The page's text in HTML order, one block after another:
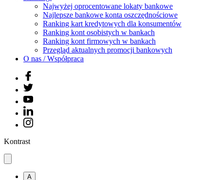
Najwyżej oprocentowane lokaty bankowe
Najlepsze bankowe konta oszczędnościowe
Ranking kart kredytowych dla konsumentów
Ranking kont osobistych w bankach
Ranking kont firmowych w bankach
Przegląd aktualnych promocji bankowych
O nas / Współpraca
Kontrast
A